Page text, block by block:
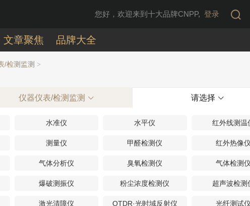
您好，欢迎来到十大品牌CNPP, 登录
文章聚焦 品牌大全
/检测监测 >
仪器仪表/检测监测 请选择
水准仪 水平仪 红外线测温
测量仪 甲醛检测仪 红外热像
气体分析仪 臭氧检测仪 气体检测
爆破测振仪 粉尘浓度检测仪 超声波检测
激光清障仪 OTDR·光时域反射仪 光纤测试